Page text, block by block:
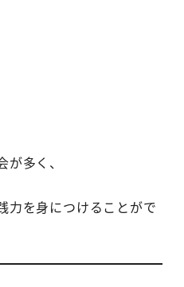
多く、
力を身につけることがで